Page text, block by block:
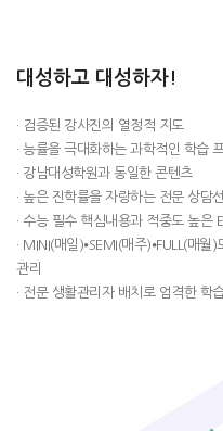
대성하고 대성하자!
· 검증된 강사진의 열정적 지도
· 능률을 극대화하는 과학적인 학습
· 강남대성학원과 동일한 콘텐츠
· 높은 진학률을 자랑하는 전문 상담
· 수능 필수 핵심내용과 적중도 높은
· MINI(매일)⦁SEMI(매주)⦁FULL(매
관리
· 전문 생활관리자 배치로 엄격한 학